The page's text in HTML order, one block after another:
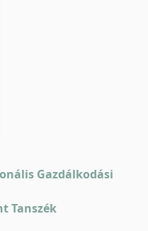
Gazdálkodási
Tanszék